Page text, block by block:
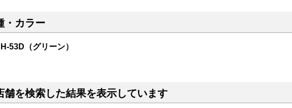
・カラー
53D（グリーン）
舗を検索した結果を表示しています